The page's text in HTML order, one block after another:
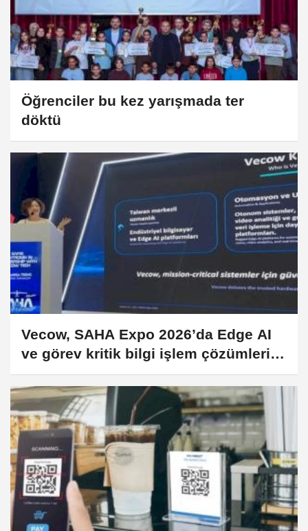
Öğrenciler bu kez yarışmada ter
döktü
Vecow, SAHA Expo 2026’da Edge AI
ve görev kritik bilgi işlem çözümlerini
öne çıkardı